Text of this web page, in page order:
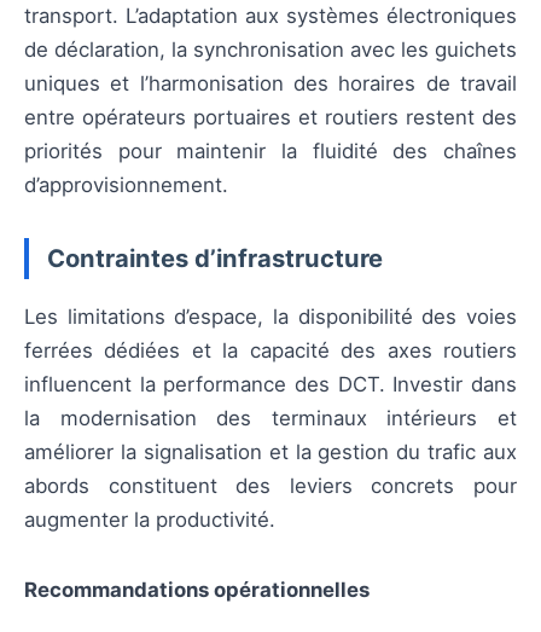
transport. L’adaptation aux systèmes électroniques
de déclaration, la synchronisation avec les guichets
uniques et l’harmonisation des horaires de travail
entre opérateurs portuaires et routiers restent des
priorités pour maintenir la fluidité des chaînes
d’approvisionnement.
Contraintes d’infrastructure
Les limitations d’espace, la disponibilité des voies
ferrées dédiées et la capacité des axes routiers
influencent la performance des DCT. Investir dans
la modernisation des terminaux intérieurs et
améliorer la signalisation et la gestion du trafic aux
abords constituent des leviers concrets pour
augmenter la productivité.
Recommandations opérationnelles